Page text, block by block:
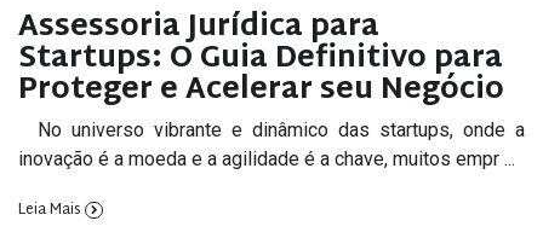
Assessoria Jurídica para
Startups: O Guia Definitivo para
Proteger e Acelerar seu Negócio
No universo vibrante e dinâmico das startups, onde a
inovação é a moeda e a agilidade é a chave, muitos empr ...
Leia Mais